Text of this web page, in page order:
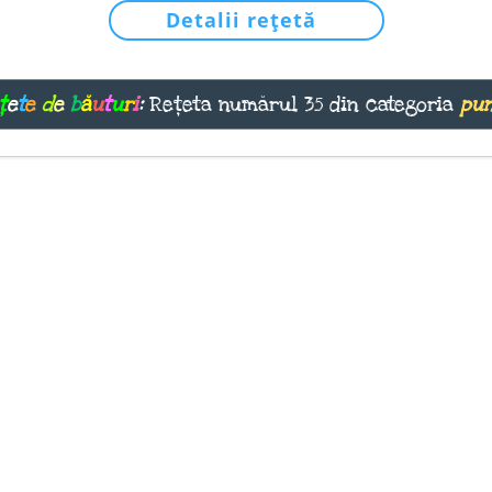
Detalii rețetă
ete de băuturi:Rețeta numărul 35 din categoria